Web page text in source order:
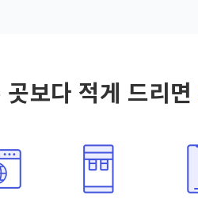
곳보다 적게 드리면